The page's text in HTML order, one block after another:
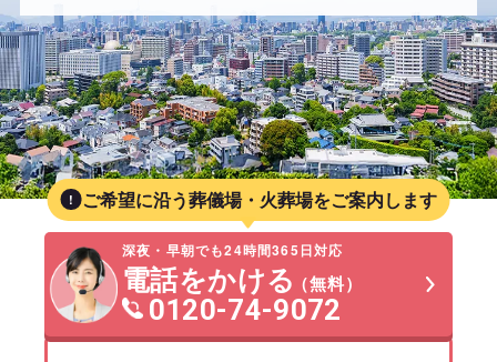
ご希望に沿う葬儀場・火葬場をご案内します
深夜・早朝でも24時間365日対応
電話をかける（無料）
0120-74-9072